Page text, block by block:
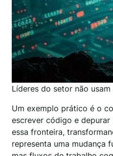
Líderes do setor não
Um exemplo prático é o
escrever código e depurar
essa fronteira,
representa uma mudança